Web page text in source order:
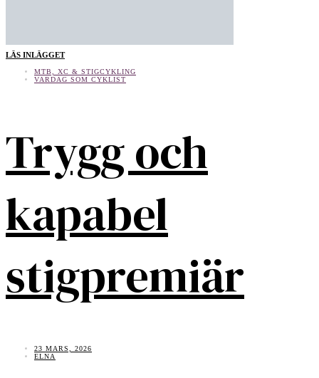
LÄS INLÄGGET
MTB, XC & STIGCYKLING
VARDAG SOM CYKLIST
Trygg och
kapabel
stigpremiär
23 MARS, 2026
ELNA